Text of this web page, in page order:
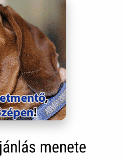
menete